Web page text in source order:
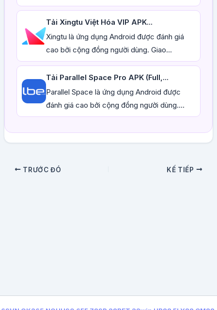
Tải Xingtu Việt Hóa VIP APK...
Xingtu là ứng dụng Android được đánh giá
cao bởi cộng đồng người dùng. Giao...
Tải Parallel Space Pro APK (Full,...
Parallel Space là ứng dụng Android được
đánh giá cao bởi cộng đồng người dùng....
TRƯỚC ĐÓ KẾ TIẾP